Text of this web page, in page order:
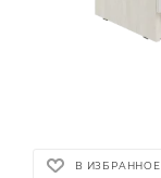
В ИЗБРАННОЕ